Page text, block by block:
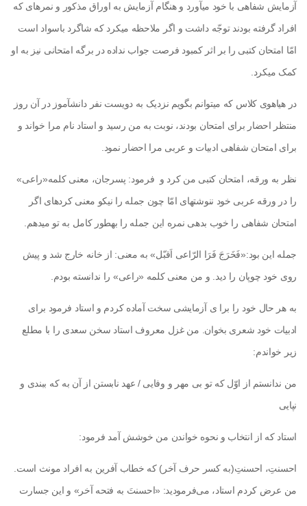
آزمایش شفاهی با خود می­آورد و هنگام آزمایش به اوراق مذکور و نمره­ای که
افراد گرفته بودند توجّه داشت و اگر ملاحظه می­کرد که شاگرد باسواد است
امّا امتحان کتبی را بر اثر کمبود فرصت جواب نداده در برگه امتحانی نیز به او
کمک می­کرد.
در هیاهوی کلاس که می­توانم بگویم نزدیک به دویست نفر دانش­آموز در آن روز
منتظر احضار برای امتحان بودند، نوبت به من رسید و استاد نام مرا خواند و
برای امتحان شفاهی ادبیات و عربی مرا احضار نمود.
نظر به ورقه، امتحان کتبی من کرد و فرمود: پسرجان، معنی کلمه«راعی»
را در ورقه عربی خود ننوشته­ای امّا چون جمله را نیکو معنی کرده­ای اگر
امتحان شفاهی را خوب بدهی نمره این جمله را به­طور کامل به تو می­دهم.
جمله این بود:«فَخَرَجَ فَرَا الرّاعی اَقبّل» به معنی: از خانه خارج شد و پیش
روی خود چوپان را دید. و من معنی کلمه «راعی» را ندانسته بودم.
به هر حال خود را برا ی آزمایشی سخت آماده کردم و استاد فرمود برای
ادبیات خود شعری بخوان. من غزل معروف استاد سخن سعدی را با مطلع
زیر خواندم:
من ندانستم از اوّل که تو بی مهر و وفایی / عهد نابستن از آن به که ببندی و
نپایی
استاد که از انتخاب و نحوه خواندن من خوشش آمد فرمود:
احسنتِ، احسنتِ(به کسر حرف آخر) که خطاب آفرین به افراد مونث است.
من عرض کردم استاد، می‌فرمودید: «احسنتَ به فتحه آخر» و این جسارت